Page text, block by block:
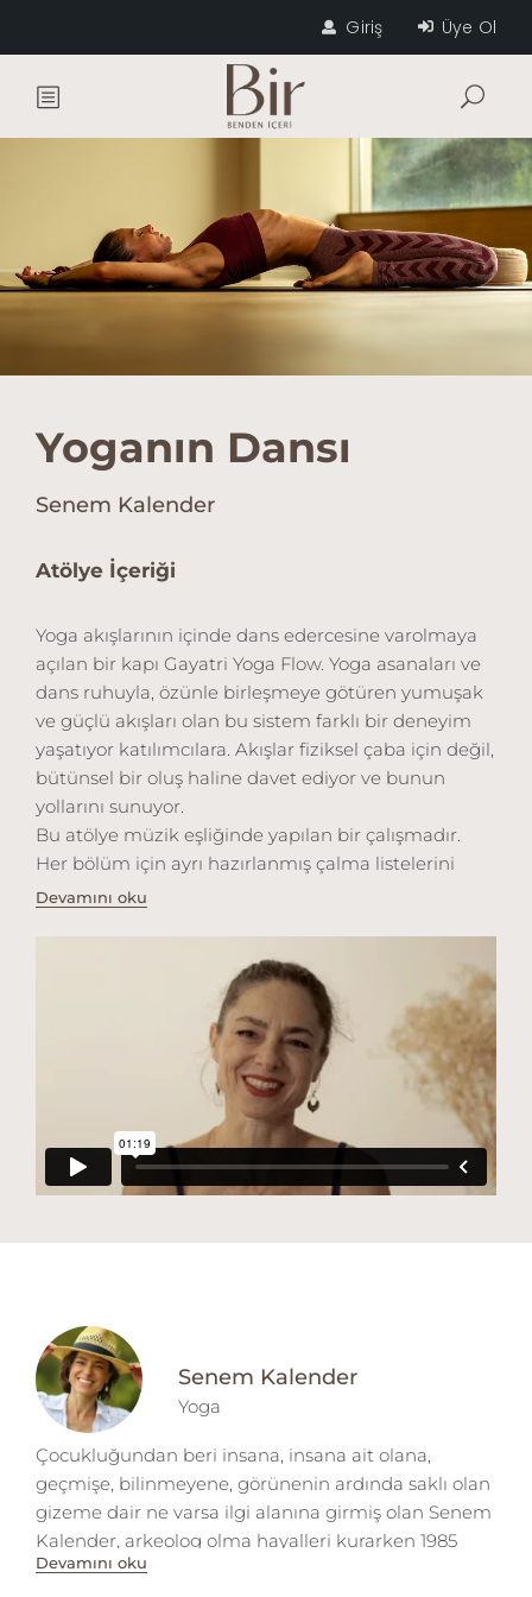
Giriş Üye Ol
Yoganın Dansı
Senem Kalender
Atölye İçeriği
Yoga akışlarının içinde dans edercesine varolmaya
açılan bir kapı Gayatri Yoga Flow. Yoga asanaları ve
dans ruhuyla, özünle birleşmeye götüren yumuşak
ve güçlü akışları olan bu sistem farklı bir deneyim
yaşatıyor katılımcılara. Akışlar fiziksel çaba için değil,
bütünsel bir oluş haline davet ediyor ve bunun
yollarını sunuyor.
Bu atölye müzik eşliğinde yapılan bir çalışmadır.
Her bölüm için ayrı hazırlanmış çalma listelerini
Spotify hesabında Bir.one profilinden bulabilirsin.
Devamını oku
Senem Kalender
Yoga
Çocukluğundan beri insana, insana ait olana,
geçmişe, bilinmeyene, görünenin ardında saklı olan
gizeme dair ne varsa ilgi alanına girmiş olan Senem
Kalender, arkeolog olma hayalleri kurarken 1985
yılında kendini Hacettepe Üniversitesi Ankara
Devamını oku